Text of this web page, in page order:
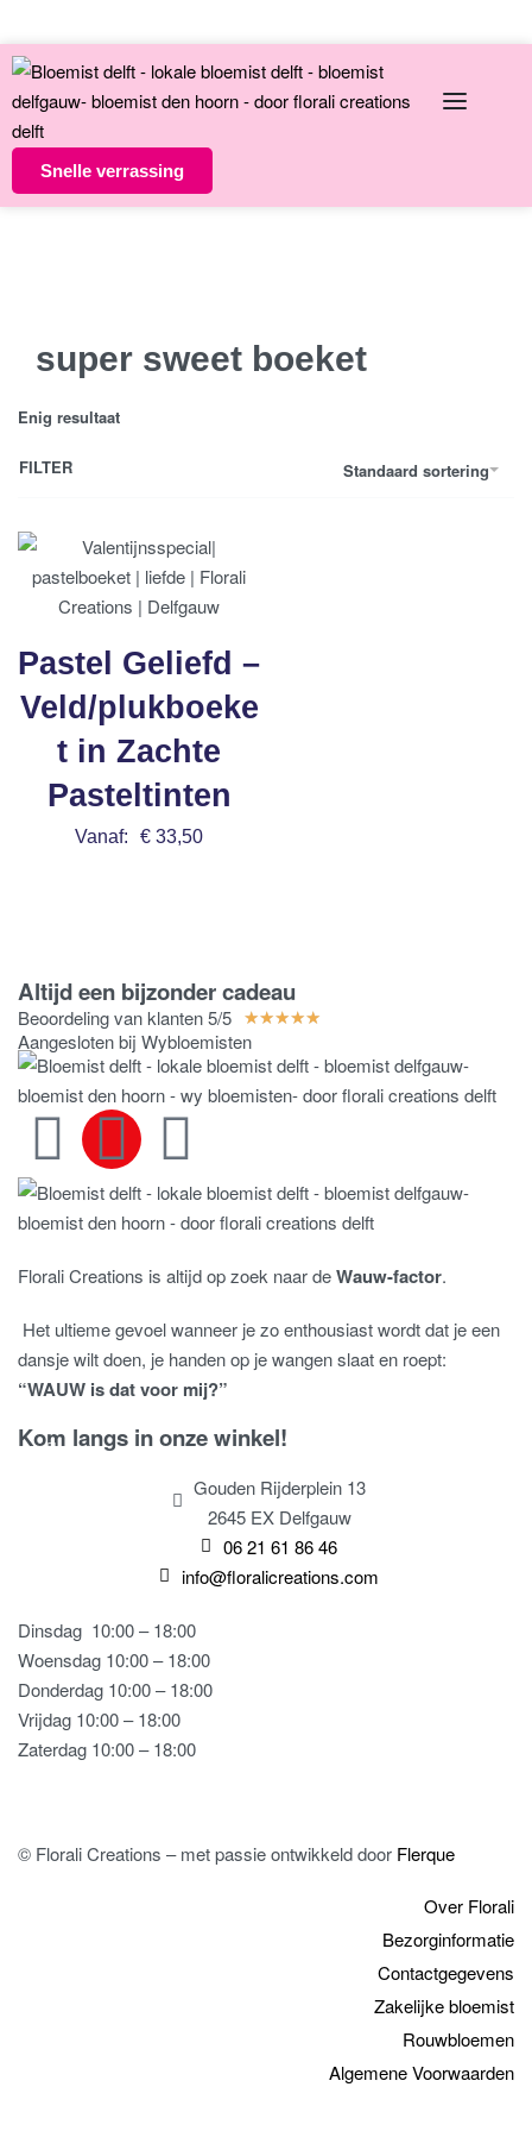
Snelle verrassing
super sweet boeket
Enig resultaat
Standaard sortering
FILTER
Pastel Geliefd –
Veld/plukboeke
t in Zachte
Pasteltinten
Vanaf: € 33,50
Altijd een bijzonder cadeau
Beoordeling van klanten 5/5 ★★★★★
Aangesloten bij Wybloemisten
Florali Creations is altijd op zoek naar deWauw-factor.
Het ultieme gevoel wanneer je zo enthousiast wordt dat je een
dansje wilt doen, je handen op je wangen slaat en roept:
“WAUW is dat voor mij?”
Kom langs in onze winkel!
Gouden Rijderplein 13
2645 EX Delfgauw
06 21 61 86 46
info@floralicreations.com
Dinsdag 10:00 – 18:00
Woensdag 10:00 – 18:00
Donderdag 10:00 – 18:00
Vrijdag 10:00 – 18:00
Zaterdag 10:00 – 18:00
© Florali Creations – met passie ontwikkeld door Flerque
Over Florali
Bezorginformatie
Contactgegevens
Zakelijke bloemist
Rouwbloemen
Algemene Voorwaarden